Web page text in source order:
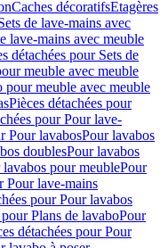
Caches décoratifsEtagères
de lave-mains avec
lave-mains avec meuble
détachées pour Sets de
meuble avec meuble
pour meuble avec meuble
Pièces détachées pour
pour Pour lave-
Pour lavabosPour lavabos
doublesPour lavabos
lavabos pour meublePour
Pour lave-mains
pour Pour lavabos
Plans de lavaboPour
détachées pour Pour